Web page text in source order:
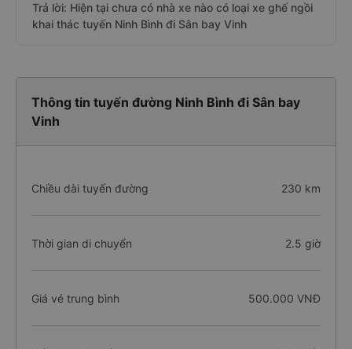
Trả lời: Hiện tại chưa có nhà xe nào có loại xe ghế ngồi
khai thác tuyến Ninh Bình đi Sân bay Vinh
Thông tin tuyến đường Ninh Bình đi Sân bay
Vinh
Chiều dài tuyến đường 230 km
Thời gian di chuyển 2.5 giờ
Giá vé trung bình 500.000 VNĐ